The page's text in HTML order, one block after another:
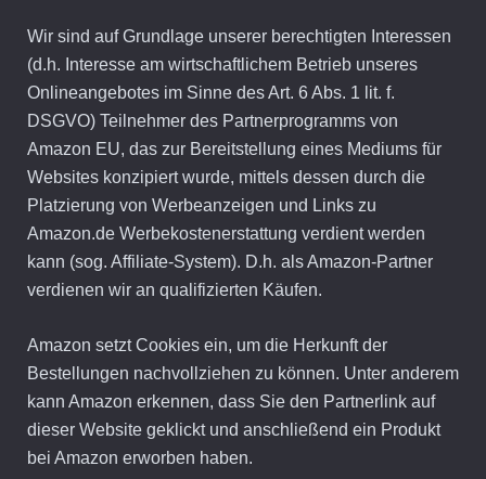
Wir sind auf Grundlage unserer berechtigten Interessen
(d.h. Interesse am wirtschaftlichem Betrieb unseres
Onlineangebotes im Sinne des Art. 6 Abs. 1 lit. f.
DSGVO) Teilnehmer des Partnerprogramms von
Amazon EU, das zur Bereitstellung eines Mediums für
Websites konzipiert wurde, mittels dessen durch die
Platzierung von Werbeanzeigen und Links zu
Amazon.de Werbekostenerstattung verdient werden
kann (sog. Affiliate-System). D.h. als Amazon-Partner
verdienen wir an qualifizierten Käufen.
Amazon setzt Cookies ein, um die Herkunft der
Bestellungen nachvollziehen zu können. Unter anderem
kann Amazon erkennen, dass Sie den Partnerlink auf
dieser Website geklickt und anschließend ein Produkt
bei Amazon erworben haben.